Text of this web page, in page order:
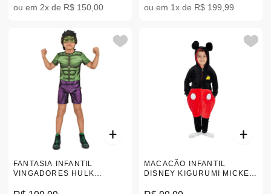
ou em 2x de R$ 150,00 ou em 1x de R$ 199,99
FANTASIA INFANTIL
VINGADORES HULK
MACACÃO INFANTIL
DISNEY KIGURUMI MICKEY